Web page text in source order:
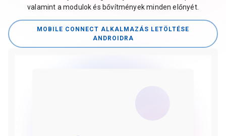
valamint a modulok és bővítmények minden előnyét.
MOBILE CONNECT ALKALMAZÁS LETÖLTÉSE
ANDROIDRA